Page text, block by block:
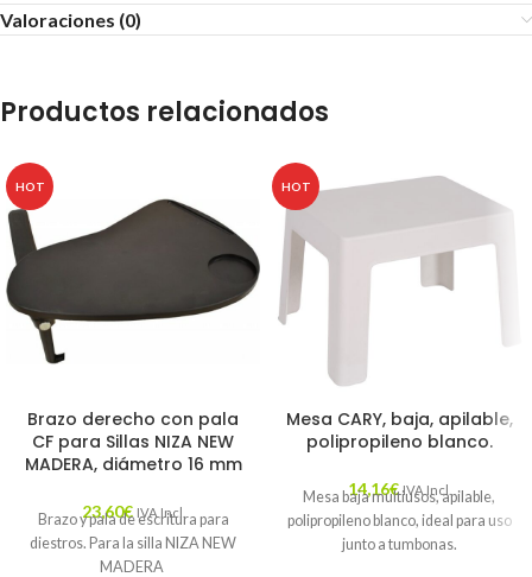
Valoraciones (0)
Productos relacionados
HOT
Brazo derecho con pala
CF para Sillas NIZA NEW
MADERA, diámetro 16 mm
23,60€ IVA Incl.
Brazo y pala de escritura para
diestros. Para la silla NIZA NEW
MADERA
HOT
Mesa CARY, baja, apilable,
polipropileno blanco.
14,16€ IVA Incl.
Mesa baja multiusos, apilable,
polipropileno blanco, ideal para uso
junto a tumbonas.